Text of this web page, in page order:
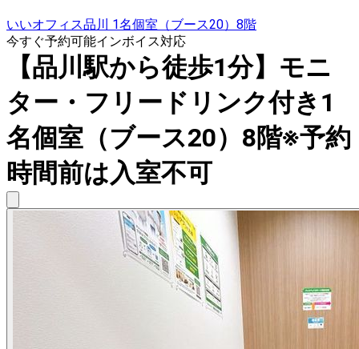
いいオフィス品川 1名個室（ブース20）8階
今すぐ予約可能インボイス対応
【品川駅から徒歩1分】モニ
ター・フリードリンク付き1
名個室（ブース20）8階※予約
時間前は入室不可